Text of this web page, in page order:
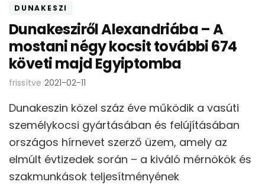
DUNAKESZI
Dunakesziről Alexandriába – A
mostani négy kocsit további 674
követi majd Egyiptomba
frissítve 2021-02-11
Dunakeszin közel száz éve működik a vasúti
személykocsi gyártásában és felújításában
országos hírnevet szerző üzem, amely az
elmúlt évtizedek során – a kiváló mérnökök és
szakmunkások teljesítményének